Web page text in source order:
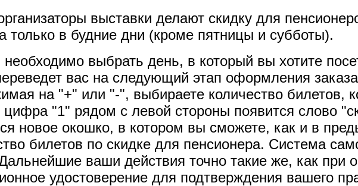
выставки делают скидку для
только в будние дни (кроме пятницы и субботы).
выбрать день, в который вы хотите
вас на следующий этап оформления
на "+" или "-", выбираете количество билетов,
цифра "1" рядом с левой стороны появится слово
новое окошко, в котором вы сможете, как и в
билетов по скидке для пенсионера. Система
ваши действия точно такие же, как при
удостоверение для подтверждения вашего